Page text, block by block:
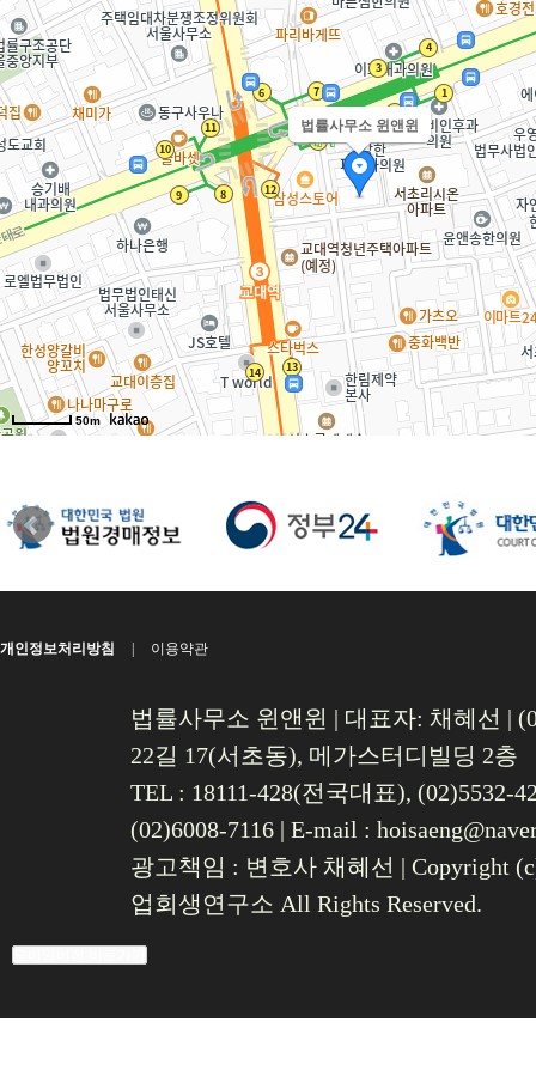
개인정보처리방침 | 이용약관
법률사무소 윈앤윈 | 대표자: 채혜선 |
22길 17(서초동), 메가스터디빌딩 2층
TEL : 18111-428(전국대표), (02)5532-
(02)6008-7116 | E-mail :
광고책임 : 변호사 채혜선 | Copyright
업회생연구소 All Rights Reserved.